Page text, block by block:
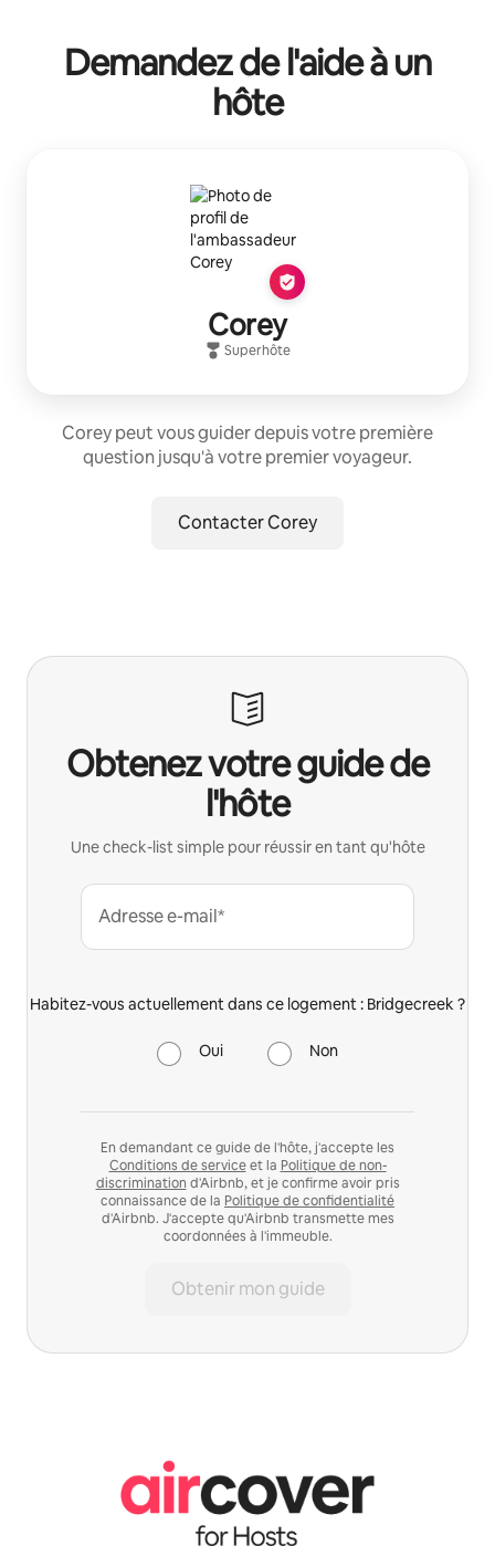
Demandez de l'aide à un
hôte
Corey
Superhôte
Corey peut vous guider depuis votre première
question jusqu'à votre premier voyageur.
Contacter Corey
Obtenez votre guide de
l'hôte
Une check-list simple pour réussir en tant qu'hôte
Adresse e-mail*
Habitez-vous actuellement dans ce logement : Bridgecreek ?
Oui Non
En demandant ce guide de l'hôte, j'accepte les
Conditions de serviceet la Politique de non-
discrimination d'Airbnb, et je confirme avoir pris
connaissance de la Politique de confidentialité
d'Airbnb. J'accepte qu'Airbnb transmette mes
coordonnées à l'immeuble.
Obtenir mon guide